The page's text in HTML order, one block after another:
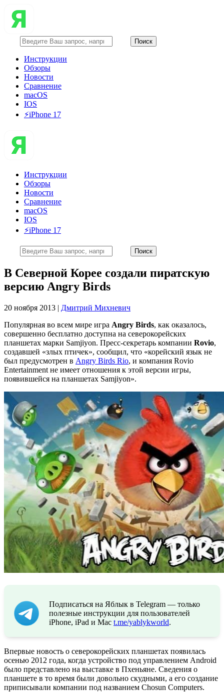
Инструкции
Обзоры
Новости
Сравнение
macOS
IOS
⚡️iPhone 17
Инструкции
Обзоры
Новости
Сравнение
macOS
IOS
⚡️iPhone 17
В Северной Корее создали пиратскую
версию Angry Birds
20 ноября 2013 | Дмитрий Михневич
Популярная во всем мире игра Angry Birds, как оказалось,
совершенно бесплатно доступна на северокорейских
планшетах марки Samjiyon. Пресс-секретарь компании Rovio,
создавшей «злых птичек», сообщил, что «корейский язык не
был предусмотрен в Angry Birds Rio, и компания Rovio
Entertainment не имеет отношения к этой версии игры,
появившейся на планшетах Samjiyon».
Подписаться на Яблык в Telegram — только
полезные инструкции для пользователей
iPhone, iPad и Mac t.me/yablykworld.
Впервые новость о северокорейских планшетах появилась
осенью 2012 года, когда устройство под управлением Android
было представлено на выставке в Пхеньяне. Сведения о
планшете в то время были довольно скудными, а его создание
приписывали компании под названием Chosun Computers.